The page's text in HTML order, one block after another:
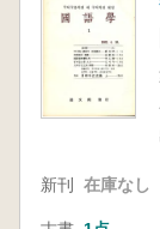
新刊 在庫なし